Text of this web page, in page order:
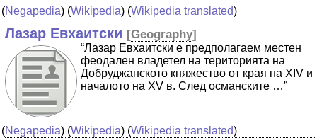
(Negapedia) (Wikipedia) (Wikipedia translated)
Лазар Евхаитски [Geography]
“Лазар Евхаитски е предполагаем местен
феодален владетел на територията на
Добруджанското княжество от края на XIV и
началото на ХV в. След османските …”
(Negapedia) (Wikipedia) (Wikipedia translated)